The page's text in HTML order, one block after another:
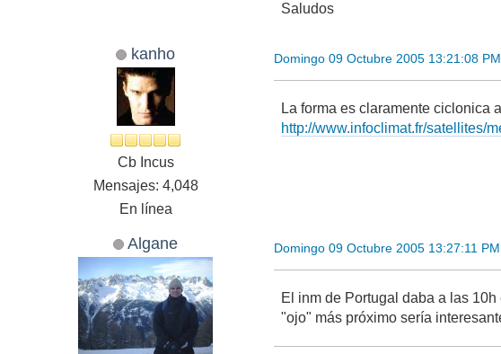
Saludos
kanho
Cb Incus
Mensajes: 4,048
En línea
Domingo 09 Octubre 2005 13:21:08 PM
La forma es claramente ciclonica
http://www.infoclimat.fr/satellites/
Algane Domingo 09 Octubre 2005 13:27:11 PM
El inm de Portugal daba a las
"ojo" más próximo sería